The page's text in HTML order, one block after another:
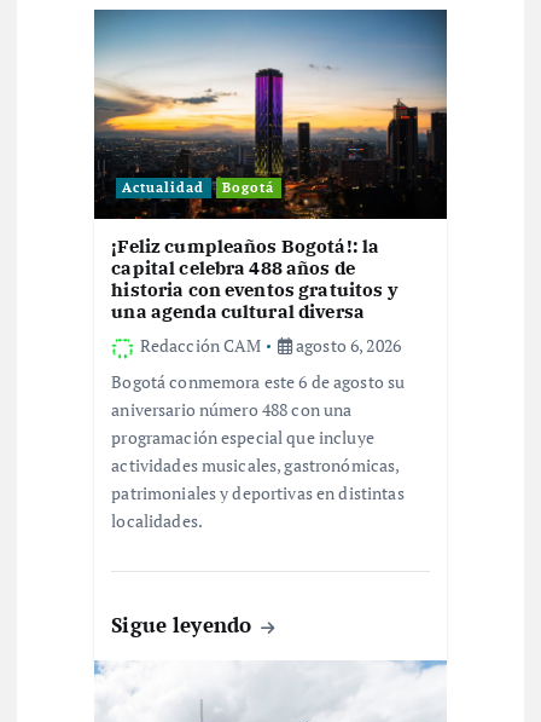
Actualidad Bogotá
¡Feliz cumpleaños Bogotá!: la
capital celebra 488 años de
historia con eventos gratuitos y
una agenda cultural diversa
Redacción CAM
agosto 6, 2026
Bogotá conmemora este 6 de agosto su
aniversario número 488 con una
programación especial que incluye
actividades musicales, gastronómicas,
patrimoniales y deportivas en distintas
localidades.
Sigue leyendo